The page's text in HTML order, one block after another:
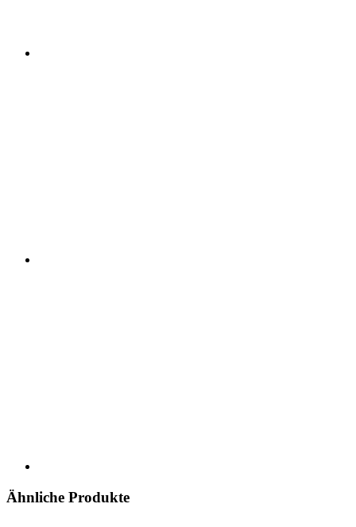
Ähnliche Produkte